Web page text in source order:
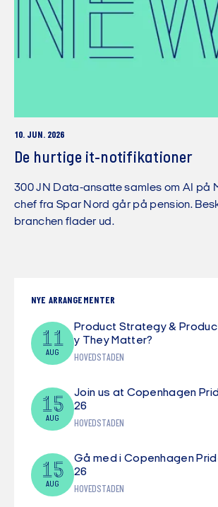
10. JUN. 2026
De hurtige it-notifikationer
300 JN Data-ansatte samles om AI på
chef fra Spar Nord går på pension.
branchen flader ud.
NYE ARRANGEMENTER
11
AUG
Product Strategy &
y They Matter?
HOVEDSTADEN
15
AUG
Join us at Copenhagen
26
HOVEDSTADEN
15
AUG
Gå med i Copenhagen
26
HOVEDSTADEN